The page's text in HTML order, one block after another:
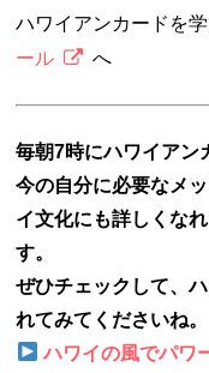
ハワイアンカードを
ール
へ
毎朝7時にハワイアン
今の自分に必要なメ
イ文化にも詳しくな
す。
ぜひチェックして、
れてみてくださいね。
ハワイの風でパワ